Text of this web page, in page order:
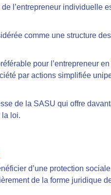
l’entrepreneur individuelle
comme une structure
pour l’entrepreneur en
par actions simplifiée
de la SASU qui offre
la loi.
d’une protection
de la forme juridique